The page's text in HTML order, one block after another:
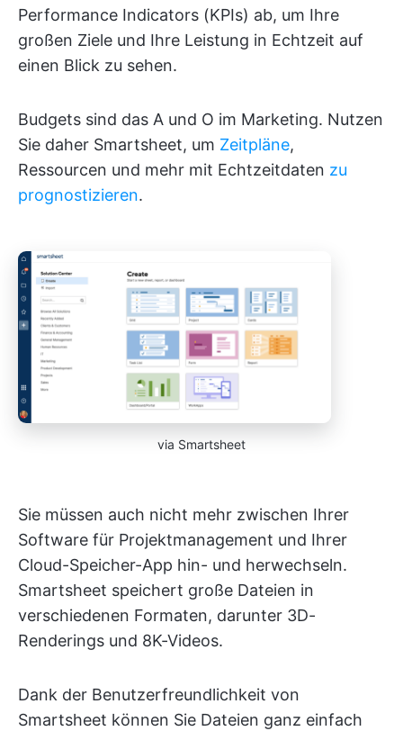
Performance Indicators (KPIs) ab, um Ihre
großen Ziele und Ihre Leistung in Echtzeit auf
einen Blick zu sehen.
Budgets sind das A und O im Marketing. Nutzen
Sie daher Smartsheet, um Zeitpläne,
Ressourcen und mehr mit Echtzeitdaten zu
prognostizieren.
via Smartsheet
Sie müssen auch nicht mehr zwischen Ihrer
Software für Projektmanagement und Ihrer
Cloud-Speicher-App hin- und herwechseln.
Smartsheet speichert große Dateien in
verschiedenen Formaten, darunter 3D-
Renderings und 8K-Videos.
Dank der Benutzerfreundlichkeit von
Smartsheet können Sie Dateien ganz einfach